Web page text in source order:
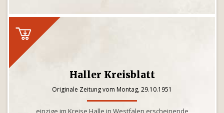
Haller Kreisblatt
Originale Zeitung vom Montag, 29.10.1951
einzige im Kreise Halle in Westfalen erscheinende